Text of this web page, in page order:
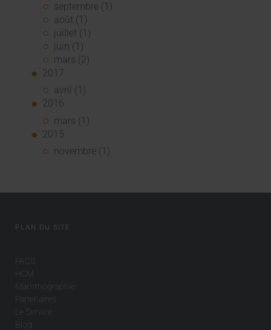
septembre (1)
août (1)
juillet (1)
juin (1)
mars (2)
2017
avril (1)
2016
mars (1)
2015
novembre (1)
PLAN DU SITE
PACS
HCM
Mammographie
Partenaires
Le Service
Blog